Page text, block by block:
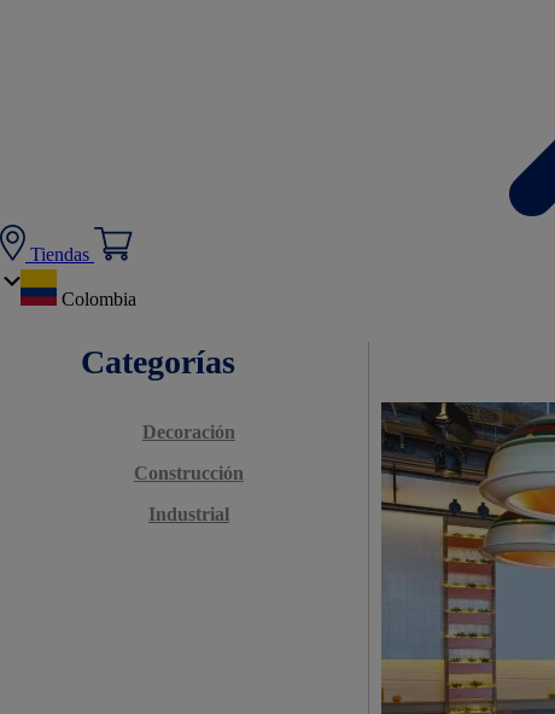
Tiendas
Colombia
Categorías
Decoración
Construcción
Industrial